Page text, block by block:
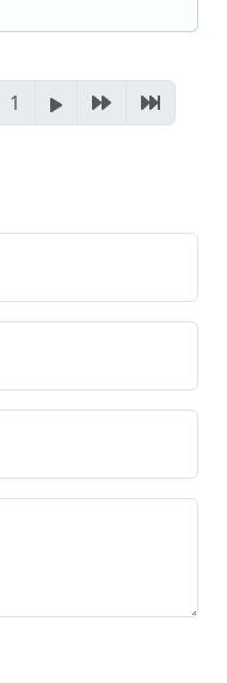
1